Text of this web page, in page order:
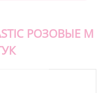
РОЗОВЫЕ M